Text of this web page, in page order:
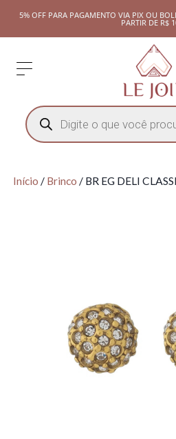
5% OFF PARA PAGAMENTO VIA PIX OU
PARTIR DE R$
Início / Brinco / BR EG DELI